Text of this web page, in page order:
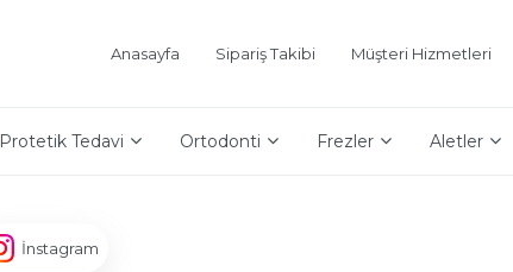
Anasayfa Sipariş Takibi Müşteri Hizmetleri
Protetik Tedavi Ortodonti Frezler Aletler
İnstagram